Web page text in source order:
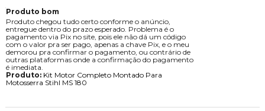
Produto bom
Produto chegou tudo certo conforme o anúncio,
entregue dentro do prazo esperado. Problema é o
pagamento via Pix no site, pois ele não dá um código
com o valor pra ser pago, apenas a chave Pix, e o meu
demorou pra confirmar o pagamento, ou contrário de
outras plataformas onde a confirmação do pagamento
é imediata.
Produto:Kit Motor Completo Montado Para
Motosserra Stihl MS 180